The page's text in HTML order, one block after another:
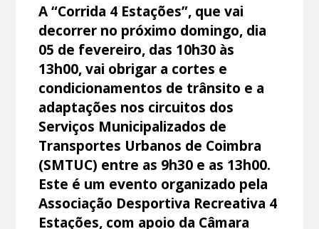
A “Corrida 4 Estações”, que vai
decorrer no próximo domingo, dia
05 de fevereiro, das 10h30 às
13h00, vai obrigar a cortes e
condicionamentos de trânsito e a
adaptações nos circuitos dos
Serviços Municipalizados de
Transportes Urbanos de Coimbra
(SMTUC) entre as 9h30 e as 13h00.
Este é um evento organizado pela
Associação Desportiva Recreativa 4
Estações, com apoio da Câmara